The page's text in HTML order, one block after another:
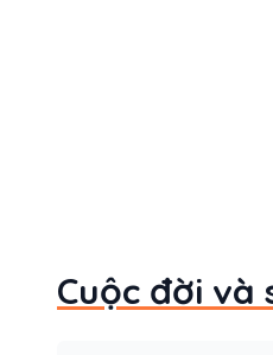
Cuộc đời và